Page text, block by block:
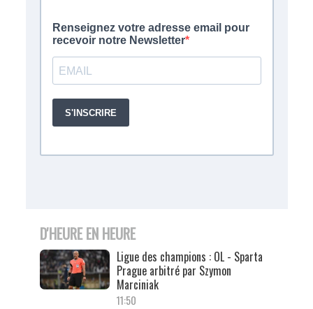
D'HEURE EN HEURE
Ligue des champions : OL - Sparta
Prague arbitré par Szymon
Marciniak
11:50